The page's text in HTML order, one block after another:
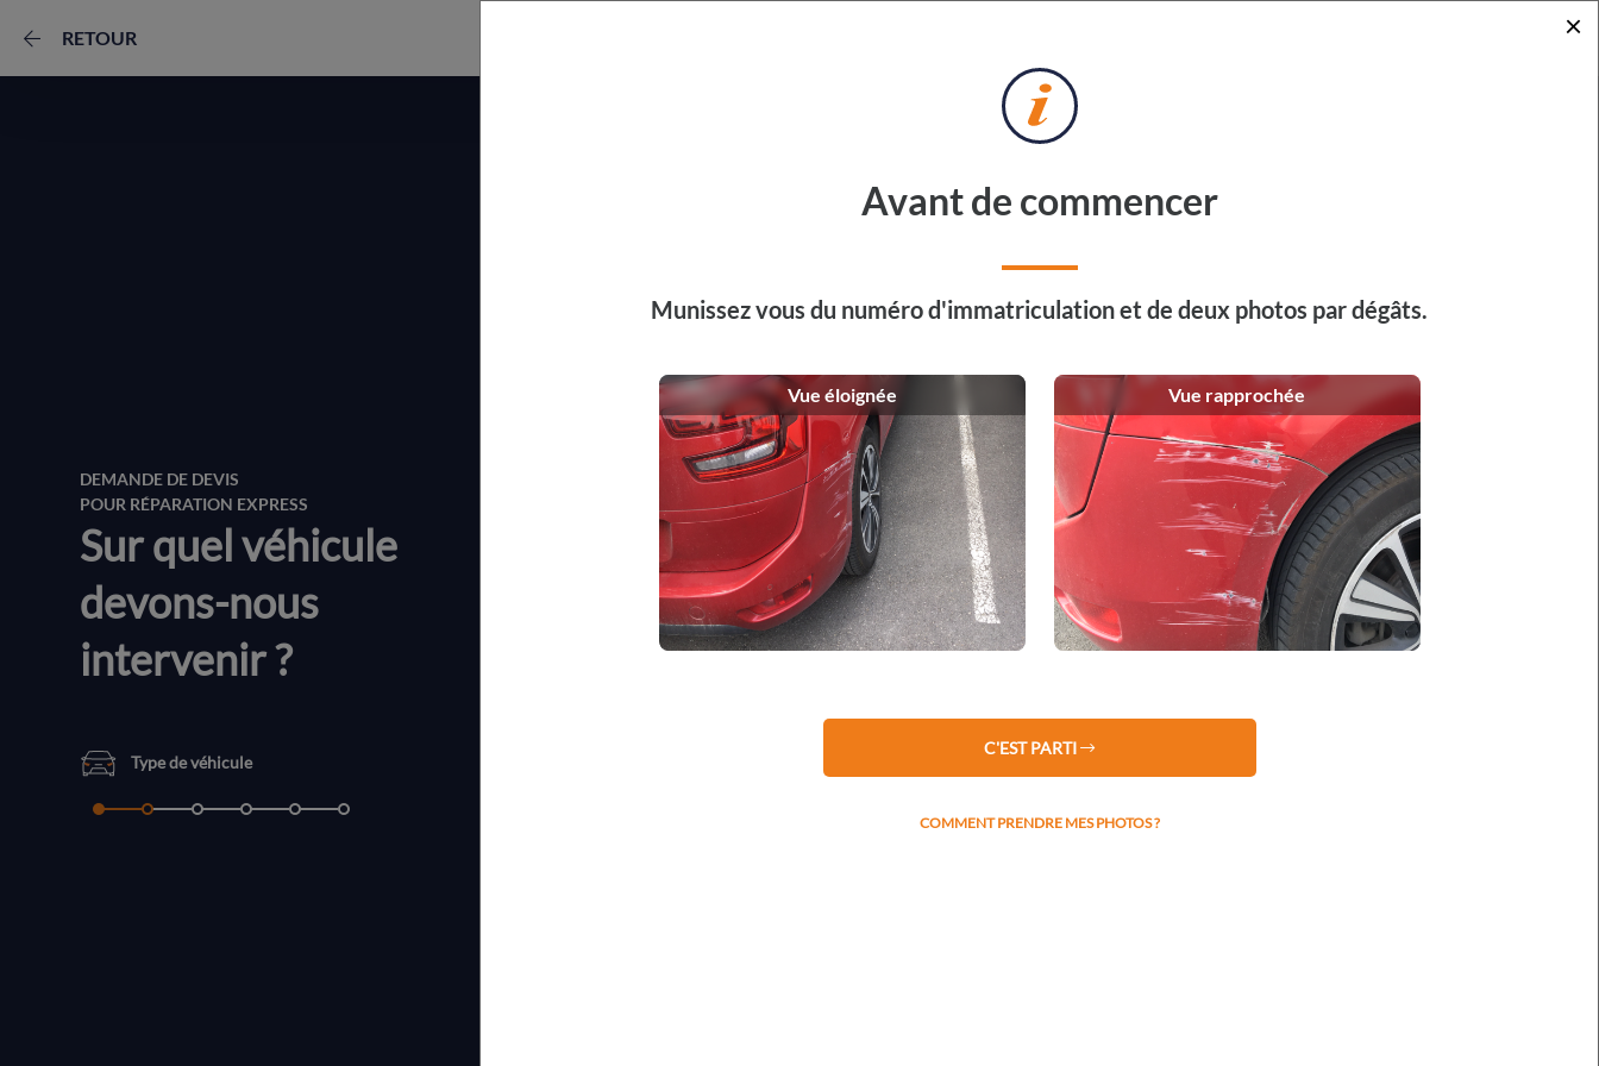
RETOUR
DEMANDE DE DEVIS
POUR RÉPARATION EXPRESS
Sur quel véhicule
devons-nous
intervenir ?
Type de véhicule
Les devis restent traités sous 48 h.
Votre plaque d'immatriculation nous permettra de rapidement identifier la marque et le modèle
RECHERCHER L'IMMATRICULATION
×
Avant de commencer
Munissez vous du numéro d'immatriculation et de deux photos par dégâts.
Vue éloignée Vue rapprochée
C'EST PARTI
COMMENT PRENDRE MES PHOTOS ?